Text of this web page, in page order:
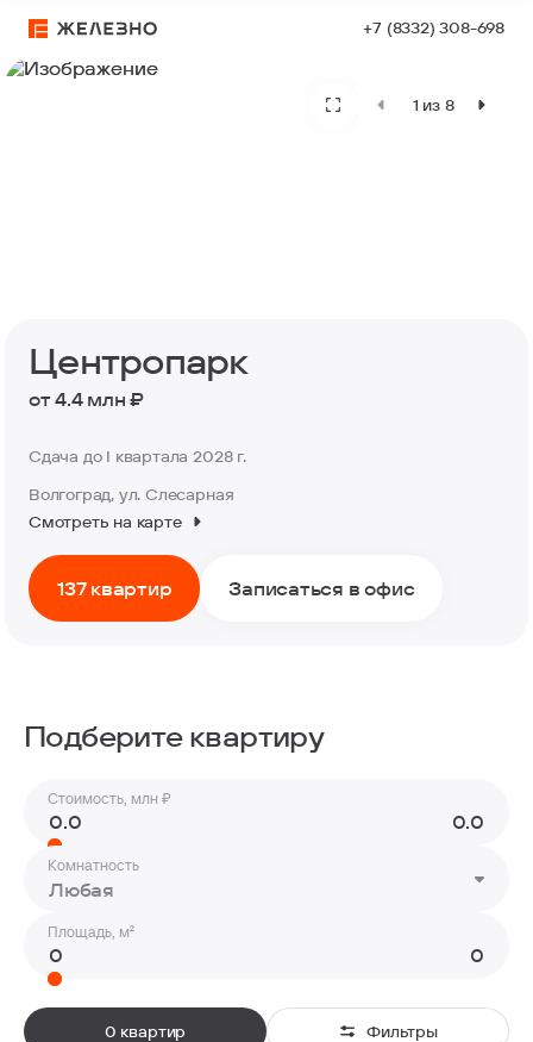
+7 (8332) 308-698
Центропарк 1 из 8
Центропарк
от 4.4 млн ₽
Сдача до I квартала 2028 г.
Волгоград, ул. Слесарная
Смотреть на карте
137 квартир Записаться в офис
Подберите квартиру
Стоимость, млн ₽
Комнатность
Любая
Площадь, м²
0 квартир Фильтры